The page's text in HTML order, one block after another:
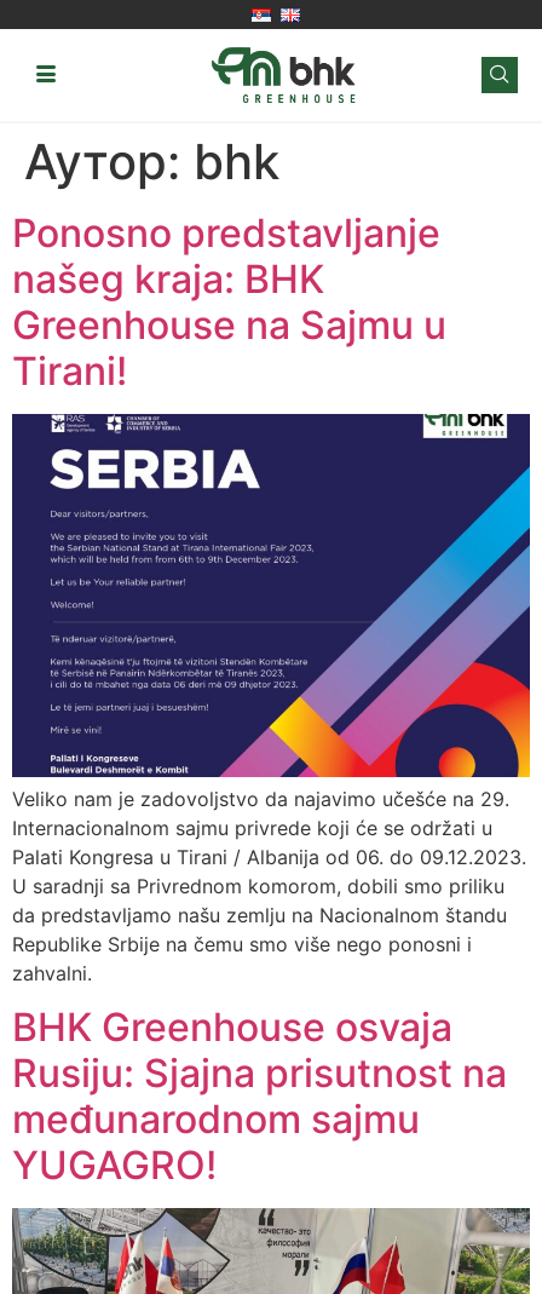
Аутор: bhk
Ponosno predstavljanje
našeg kraja: BHK
Greenhouse na Sajmu u
Tirani!
Veliko nam je zadovoljstvo da najavimo učešće na 29.
Internacionalnom sajmu privrede koji će se održati u
Palati Kongresa u Tirani / Albanija od 06. do 09.12.2023.
U saradnji sa Privrednom komorom, dobili smo priliku
da predstavljamo našu zemlju na Nacionalnom štandu
Republike Srbije na čemu smo više nego ponosni i
zahvalni.
BHK Greenhouse osvaja
Rusiju: Sjajna prisutnost na
međunarodnom sajmu
YUGAGRO!